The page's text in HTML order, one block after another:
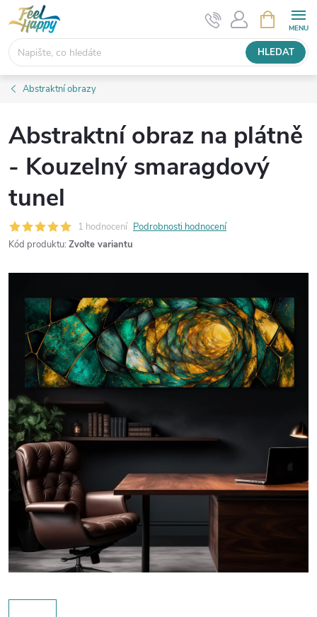
Přejít
na
obsah
HLEDAT
NÁKUPNÍ
KOŠÍK
Abstraktní obrazy
Abstraktní obraz na plátně
- Kouzelný smaragdový
tunel
1 hodnocení Podrobnosti hodnocení
Kód produktu: Zvolte variantu